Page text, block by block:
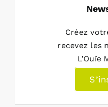
Créez
recevez les
L’Ouïe